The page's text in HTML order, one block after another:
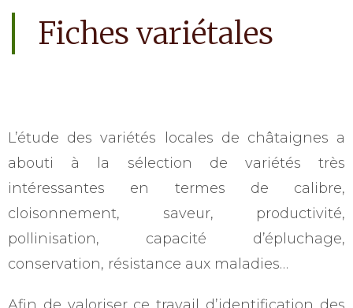
Fiches variétales
L’étude des variétés locales de châtaignes a
abouti à la sélection de variétés très
intéressantes en termes de calibre,
cloisonnement, saveur, productivité,
pollinisation, capacité d’épluchage,
conservation, résistance aux maladies…